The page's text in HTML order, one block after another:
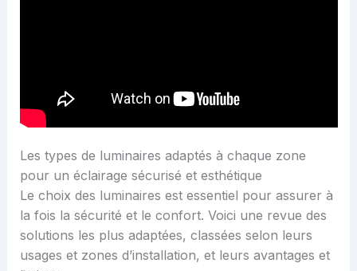
Les types de luminaires adaptés à chaque zone
pour un éclairage sécurisé et esthétique
Le choix des luminaires est essentiel pour assurer à
la fois la sécurité et le confort. Voici une revue des
solutions les plus adaptées, classées selon leurs
usages et zones d’installation, et leurs avantages et